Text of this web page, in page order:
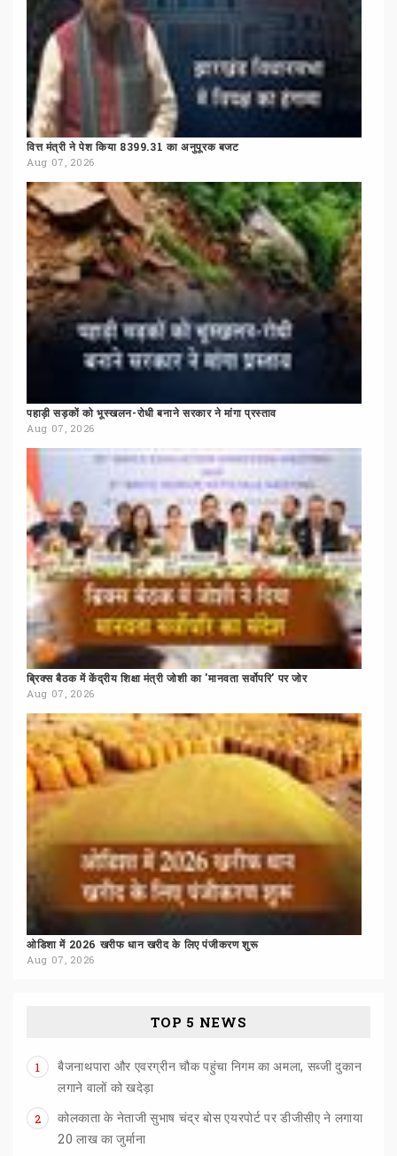
वित्त मंत्री ने पेश किया 8399.31 का अनुपूरक बजट
Aug 07, 2026
पहाड़ी सड़कों को भूस्खलन-रोधी बनाने सरकार ने मांगा प्रस्ताव
Aug 07, 2026
ब्रिक्स बैठक में केंद्रीय शिक्षा मंत्री जोशी का 'मानवता सर्वोपरि' पर जोर
Aug 07, 2026
ओडिशा में 2026 खरीफ धान खरीद के लिए पंजीकरण शुरू
Aug 07, 2026
TOP 5 NEWS
1
बैजनाथपारा और एवरग्रीन चौक पहुंचा निगम का अमला, सब्जी दुकान
लगाने वालों को खदेड़ा
2
कोलकाता के नेताजी सुभाष चंद्र बोस एयरपोर्ट पर डीजीसीए ने लगाया
20 लाख का जुर्माना